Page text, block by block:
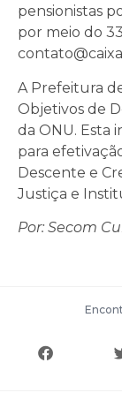
pensionistas
por meio do
A Prefeitura
Objetivos de
da ONU. Esta
para
Descente e
Justiça e
Por: Secom